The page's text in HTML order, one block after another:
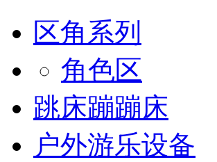
区角系列
角色区
跳床蹦蹦床
户外游乐设备